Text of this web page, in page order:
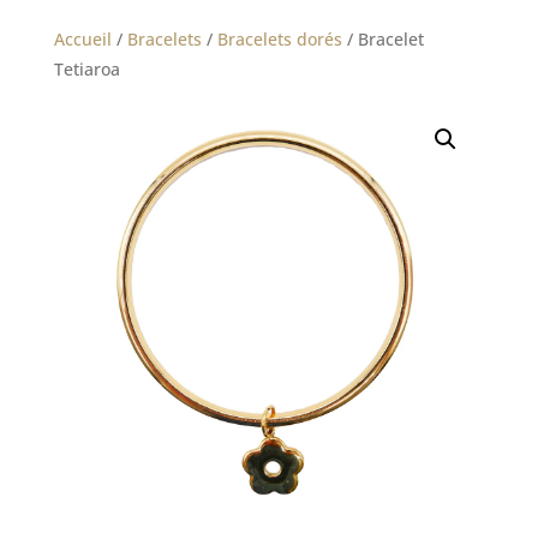
Accueil / Bracelets / Bracelets dorés / Bracelet
Tetiaroa